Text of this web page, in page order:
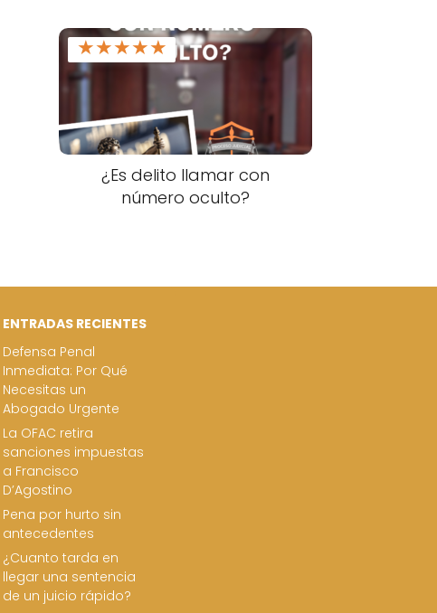
★★★★★
¿Es delito llamar con
número oculto?
ENTRADAS RECIENTES
Defensa Penal
Inmediata: Por Qué
Necesitas un
Abogado Urgente
La OFAC retira
sanciones impuestas
a Francisco
D’Agostino
Pena por hurto sin
antecedentes
¿Cuanto tarda en
llegar una sentencia
de un juicio rápido?